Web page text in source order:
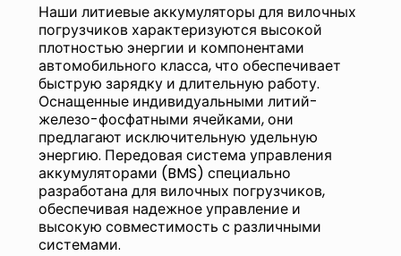
Наши литиевые аккумуляторы для вилочных
погрузчиков характеризуются высокой
плотностью энергии и компонентами
автомобильного класса, что обеспечивает
быструю зарядку и длительную работу.
Оснащенные индивидуальными литий-
железо-фосфатными ячейками, они
предлагают исключительную удельную
энергию. Передовая система управления
аккумуляторами (BMS) специально
разработана для вилочных погрузчиков,
обеспечивая надежное управление и
высокую совместимость с различными
системами.